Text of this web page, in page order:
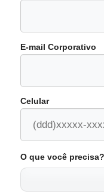
E-mail Corporativo
Celular
O que você precisa?